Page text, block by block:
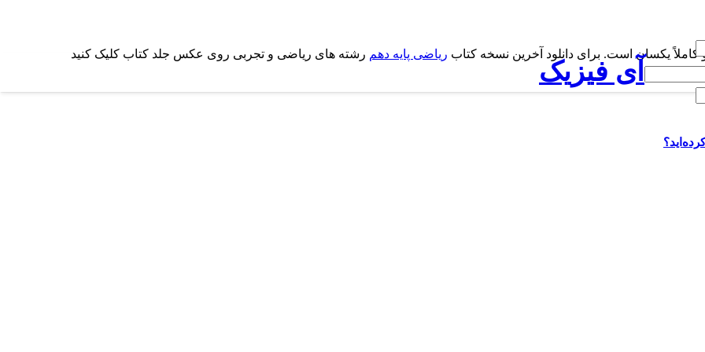
آی فیزیک
یکسان است. برای دانلود آخرین نسخه کتاب ریاضی پایه دهم رشته های ریاضی و تجربی روی عکس جلد کتاب کلیک کنید